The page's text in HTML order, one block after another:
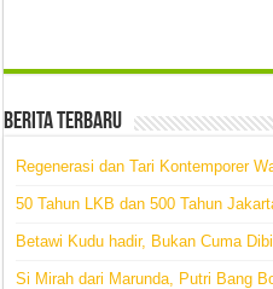
Berita Terbaru
Regenerasi dan Tari Kontemporer
50 Tahun LKB dan 500 Tahun
Betawi Kudu hadir, Bukan Cuma
Si Mirah dari Marunda, Putri Bang